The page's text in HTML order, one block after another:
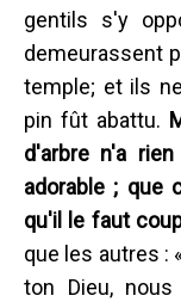
gentils s'y
demeurassent
temple; et ils
pin fût abattu.
d'arbre n'a
adorable ; que
qu'il le faut
que les autres :
ton Dieu, nous